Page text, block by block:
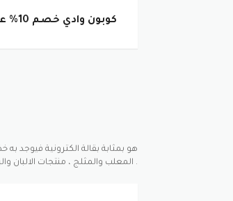
كوبون وادي خصم 10% على كل المنتجات
المعلب والمثلج ، منتجات الالبان والبيض ، زيوت وسمن ، سناكس وشوكلا ، مشروبات ، منتجات للعناية بالمنزل والعناية الشخصية .